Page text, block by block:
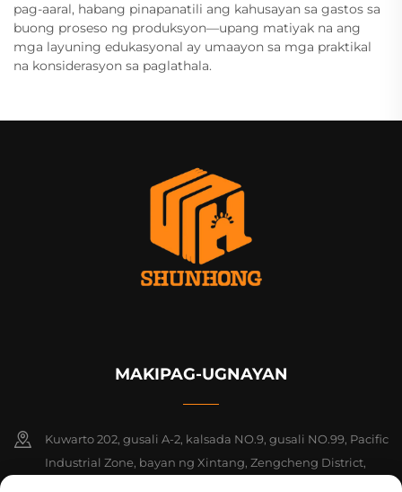
pag-aaral, habang pinapanatili ang kahusayan sa gastos sa
buong proseso ng produksyon—upang matiyak na ang
mga layuning edukasyonal ay umaayon sa mga praktikal
na konsiderasyon sa paglathala.
MAKIPAG-UGNAYAN
Kuwarto 202, gusali A-2, kalsada NO.9, gusali NO.99, Pacific
Industrial Zone, bayan ng Xintang, Zengcheng District,